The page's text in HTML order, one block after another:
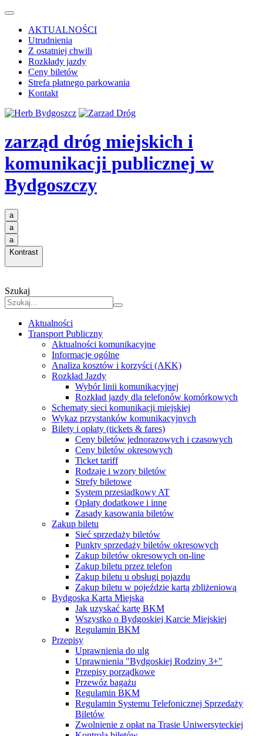
AKTUALNOŚCI
Utrudnienia
Z ostatniej chwili
Rozkłady jazdy
Ceny biletów
Strefa płatnego parkowania
Kontakt
zarząd dróg miejskich i
komunikacji publicznej w
Bydgoszczy
a
a
a
Kontrast
Szukaj
Aktualności
Transport Publiczny
Aktualności komunikacyjne
Informacje ogólne
Analiza kosztów i korzyści (AKK)
Rozkład Jazdy
Wybór linii komunikacyjnej
Rozkład jazdy dla telefonów komórkowych
Schematy sieci komunikacji miejskiej
Wykaz przystanków komunikacyjnych
Bilety i opłaty (tickets & fares)
Ceny biletów jednorazowych i czasowych
Ceny biletów okresowych
Ticket tariff
Rodzaje i wzory biletów
Strefy biletowe
System przesiadkowy AT
Opłaty dodatkowe i inne
Zasady kasowania biletów
Zakup biletu
Sieć sprzedaży biletów
Punkty sprzedaży biletów okresowych
Zakup biletów okresowych on-line
Zakup biletu przez telefon
Zakup biletu u obsługi pojazdu
Zakup biletu w pojeździe kartą zbliżeniową
Bydgoska Karta Miejska
Jak uzyskać kartę BKM
Wszystko o Bydgoskiej Karcie Miejskiej
Regulamin BKM
Przepisy
Uprawnienia do ulg
Uprawnienia "Bydgoskiej Rodziny 3+"
Przepisy porządkowe
Przewóz bagażu
Regulamin BKM
Regulamin Systemu Telefonicznej Sprzedaży
Biletów
Zwolnienie z opłat na Trasie Uniwersyteckiej